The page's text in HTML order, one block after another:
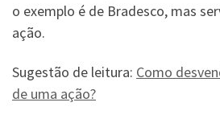
o exemplo é de Bradesco, mas
ação.
Sugestão de leitura: Como
de uma ação?